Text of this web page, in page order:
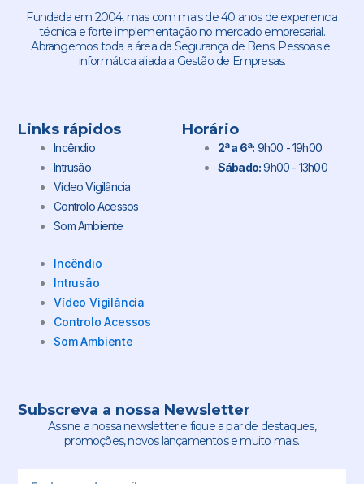
Fundada em 2004, mas com mais de 40 anos de experiencia
técnica e forte implementação no mercado empresarial.
Abrangemos toda a área da Segurança de Bens. Pessoas e
informática aliada a Gestão de Empresas.
Links rápidos
Incêndio
Intrusão
Vídeo Vigilância
Controlo Acessos
Som Ambiente
Incêndio
Intrusão
Vídeo Vigilância
Controlo Acessos
Som Ambiente
Horário
2ª a 6ª: 9h00 - 19h00
Sábado:9h00 - 13h00
Subscreva a nossa Newsletter
Assine a nossa newsletter e fique a par de destaques,
promoções, novos lançamentos e muito mais.